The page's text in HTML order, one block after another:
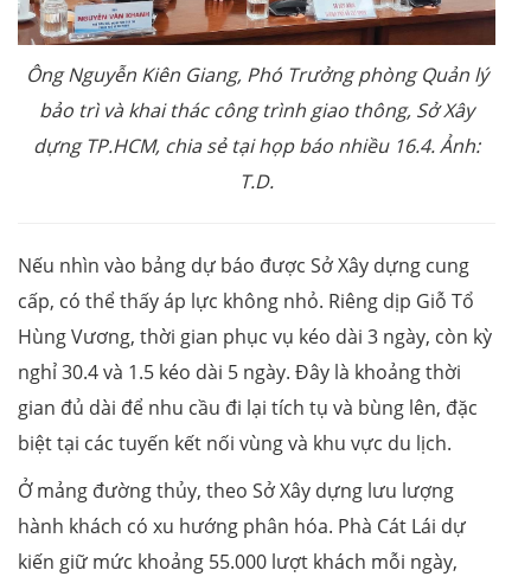
Ông Nguyễn Kiên Giang, Phó Trưởng phòng Quản lý
bảo trì và khai thác công trình giao thông, Sở Xây
dựng TP.HCM, chia sẻ tại họp báo nhiều 16.4. Ảnh:
T.D.
Nếu nhìn vào bảng dự báo được Sở Xây dựng cung
cấp, có thể thấy áp lực không nhỏ. Riêng dịp Giỗ Tổ
Hùng Vương, thời gian phục vụ kéo dài 3 ngày, còn kỳ
nghỉ 30.4 và 1.5 kéo dài 5 ngày. Đây là khoảng thời
gian đủ dài để nhu cầu đi lại tích tụ và bùng lên, đặc
biệt tại các tuyến kết nối vùng và khu vực du lịch.
Ở mảng đường thủy, theo Sở Xây dựng lưu lượng
hành khách có xu hướng phân hóa. Phà Cát Lái dự
kiến giữ mức khoảng 55.000 lượt khách mỗi ngày,